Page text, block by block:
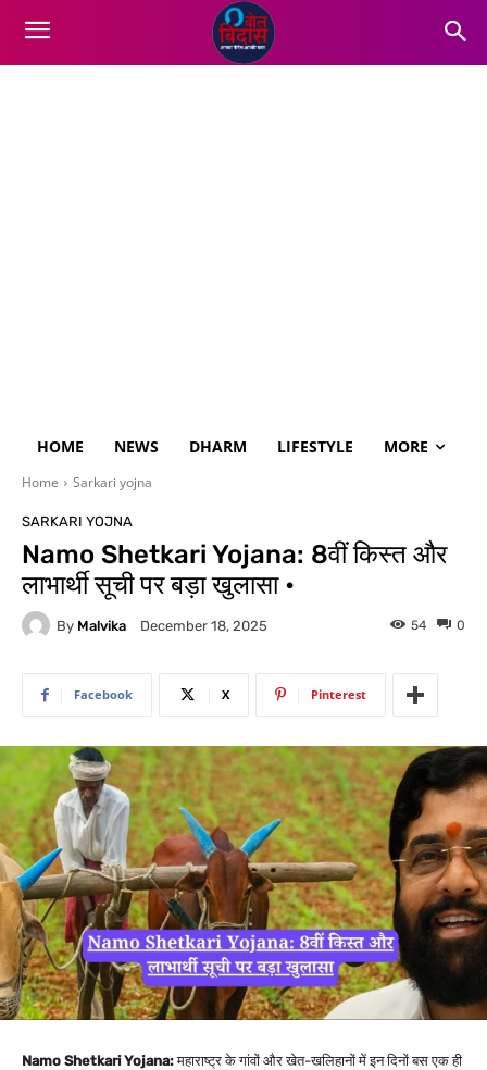
HOME NEWS DHARM LIFESTYLE MORE
Home Sarkari yojna
SARKARI YOJNA
Namo Shetkari Yojana: 8वीं किस्त और
लाभार्थी सूची पर बड़ा खुलासा •
By Malvika December 18, 2025 0
54
Facebook X Pinterest
Namo Shetkari Yojana:महाराष्ट्र के गांवों और खेत-खलिहानों में इन दिनों बस एक ही